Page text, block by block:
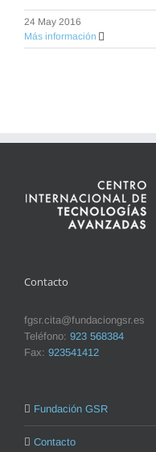
24 May 2016
Más información
Contacto
fgsr.cita@fundaciongsr.es
Teléfono: 923 568384
Fax: 923541412
Fundación GSR
Contacto